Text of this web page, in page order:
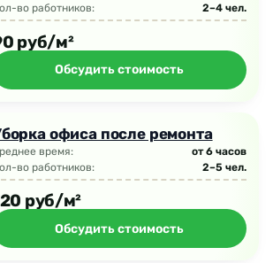
во работников:
2–4 чел.
руб/м²
Обсудить стоимость
офиса после ремонта
время:
от 6 часов
во работников:
2–5 чел.
руб/м²
Обсудить стоимость